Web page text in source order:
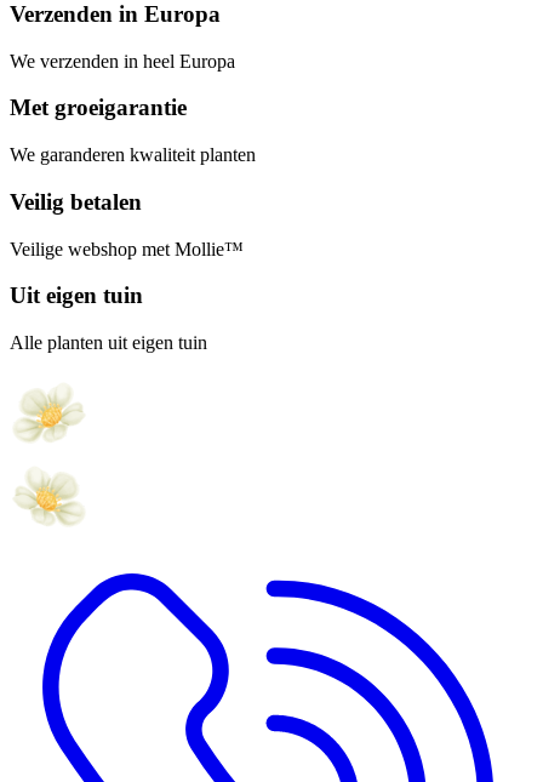
Verzenden in Europa
We verzenden in heel Europa
Met groeigarantie
We garanderen kwaliteit planten
Veilig betalen
Veilige webshop met Mollie™
Uit eigen tuin
Alle planten uit eigen tuin